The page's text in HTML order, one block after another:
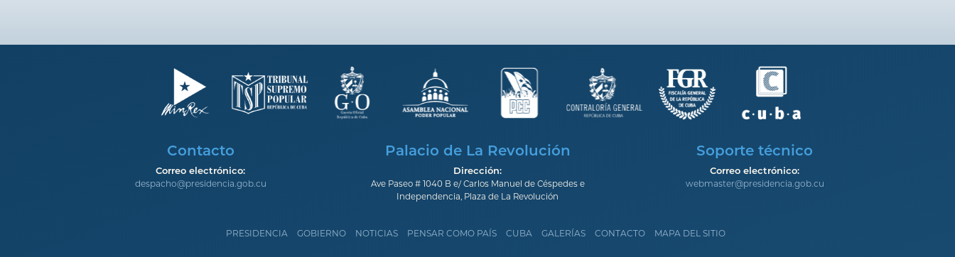
Contacto
Correo electrónico:
despacho@presidencia.gob.cu
Palacio de La Revolución
Dirección:
Ave Paseo # 1040 B e/ Carlos Manuel de Céspedes e
Independencia, Plaza de La Revolución
Soporte técnico
Correo electrónico:
webmaster@presidencia.gob.cu
PRESIDENCIA GOBIERNO NOTICIAS PENSAR COMO PAÍS CUBA GALERÍAS CONTACTO MAPA DEL SITIO